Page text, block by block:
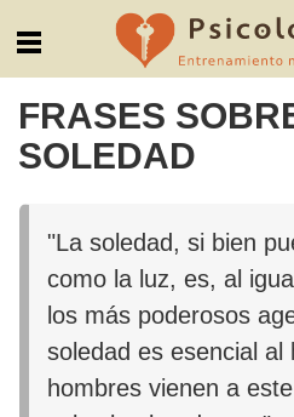
FRASES
SOLEDAD
"La soledad, si bien
como la luz, es, al
los más poderosos
soledad es esencial al
hombres vienen a